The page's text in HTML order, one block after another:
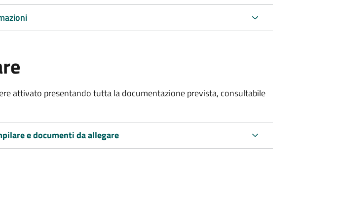
attivato presentando tutta la documentazione prevista, consultabile
e documenti da allegare